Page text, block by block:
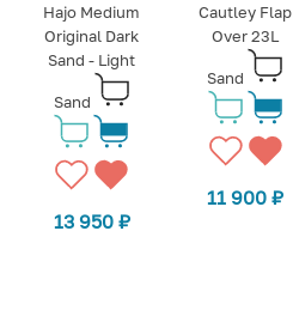
Hajo Medium
Original Dark
Sand - Light
Sand
13 950 ₽
Cautley Flap
Over 23L
Sand
11 900₽